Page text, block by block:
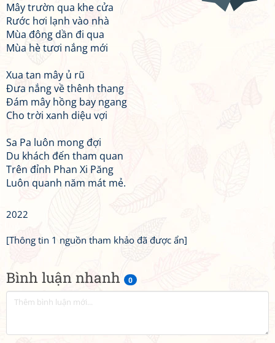
Bình luận nhanh 0
Mây trườn qua khe cửa
Rước hơi lạnh vào nhà
Mùa đông dần đi qua
Mùa hè tươi nắng mới
Xua tan mây ủ rũ
Đưa nắng về thênh thang
Đám mây hồng bay ngang
Cho trời xanh diệu vợi
Sa Pa luôn mong đợi
Du khách đến tham quan
Trên đỉnh Phan Xi Păng
Luôn quanh năm mát mẻ.
2022
[Thông tin 1 nguồn tham khảo đã được ẩn]